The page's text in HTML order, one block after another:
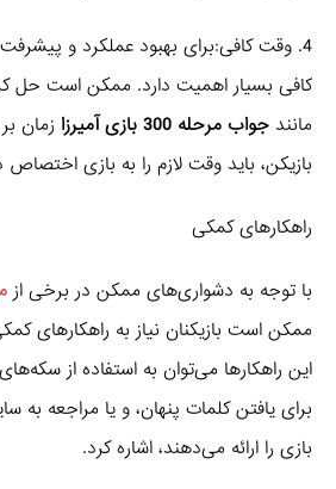
4. وقت کافی:برای بهبود عملکرد و
کافی بسیار اهمیت دارد. ممکن است حل
مانند جواب مرحله 300 بازی آمیرزا
زمان‌
بازیکن، باید وقت لازم را به بازی
راهکارهای کمکی
با توجه به دشواری‌های ممکن در برخی از
ممکن است بازیکنان نیاز به راهکارهای
این راهکارها می‌توان به استفاده از
برای یافتن کلمات پنهان، و یا مراجعه
بازی را ارائه می‌دهند، اشاره کرد.